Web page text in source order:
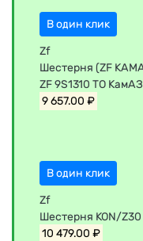
В один клик
Zf
Шестерня (ZF
ZF 9S1310 TO
9 657.00 ₽
В один клик
Zf
Шестерня KON/
10 479.00 ₽